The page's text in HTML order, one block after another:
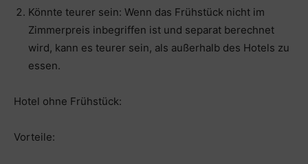
Könnte teurer sein: Wenn das Frühstück nicht im
Zimmerpreis inbegriffen ist und separat berechnet
wird, kann es teurer sein, als außerhalb des Hotels zu
essen.
Hotel ohne Frühstück:
Vorteile: